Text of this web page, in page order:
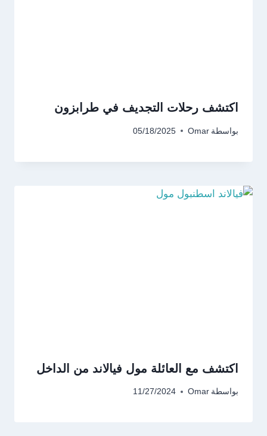
اكتشف رحلات التجديف في طرابزون
بواسطة Omar
05/18/2025
اكتشف مع العائلة مول فيالاند من الداخل
بواسطة Omar
11/27/2024